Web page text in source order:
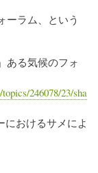
ーラム、という
ある気候のフォ
246078/23/sha
におけるサメによ